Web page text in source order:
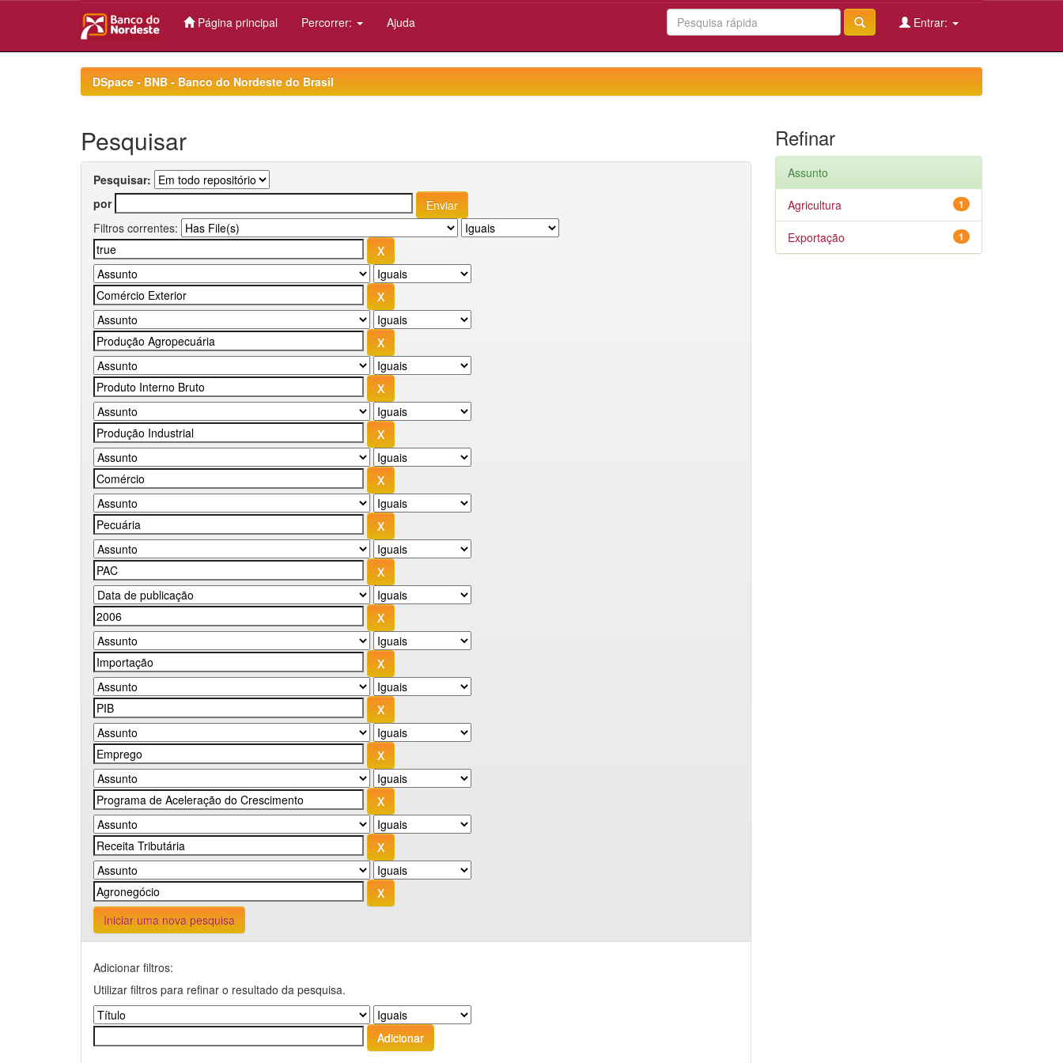
Página principal Percorrer: Ajuda Entrar:
DSpace - BNB - Banco do Nordeste do Brasil
Pesquisar
Pesquisar:
por
Filtros correntes:
Iniciar uma nova pesquisa
Adicionar filtros:
Utilizar filtros para refinar o resultado da pesquisa.
Refinar
Assunto
1
Agricultura
1
Exportação